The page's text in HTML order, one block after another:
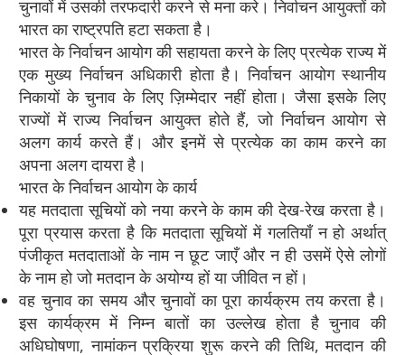
चुनावों में उसकी तरफदारी करने से मना करे। निर्वाचन आयुक्तों को
भारत का राष्ट्रपति हटा सकता है।
भारत के निर्वाचन आयोग की सहायता करने के लिए प्रत्येक राज्य में
एक मुख्य निर्वाचन अधिकारी होता है। निर्वाचन आयोग स्थानीय
निकायों के चुनाव के लिए ज़िम्मेदार नहीं होता। जैसा इसके लिए
राज्यों में राज्य निर्वाचन आयुक्त होते हैं, जो निर्वाचन आयोग से
अलग कार्य करते हैं। और इनमें से प्रत्येक का काम करने का
अपना अलग दायरा है।
भारत के निर्वाचन आयोग के कार्य
यह मतदाता सूचियों को नया करने के काम की देख-रेख करता है।
पूरा प्रयास करता है कि मतदाता सूचियों में गलतियाँ न हो अर्थात्
पंजीकृत मतदाताओं के नाम न छूट जाएँ और न ही उसमें ऐसे लोगों
के नाम हो जो मतदान के अयोग्य हों या जीवित न हों।
वह चुनाव का समय और चुनावों का पूरा कार्यक्रम तय करता है।
इस कार्यक्रम में निम्न बातों का उल्लेख होता है चुनाव की
अधिघोषणा, नामांकन प्रक्रिया शुरू करने की तिथि, मतदान की